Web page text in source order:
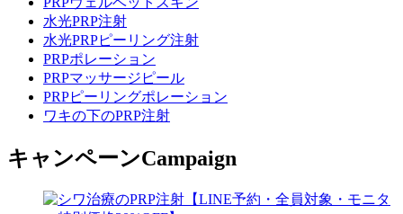
水光PRP注射
水光PRPピーリング注射
PRPポレーション
PRPマッサージピール
PRPピーリングポレーション
ワキの下のPRP注射
キャンペーンCampaign